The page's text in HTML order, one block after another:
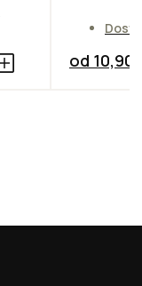
od 10,90